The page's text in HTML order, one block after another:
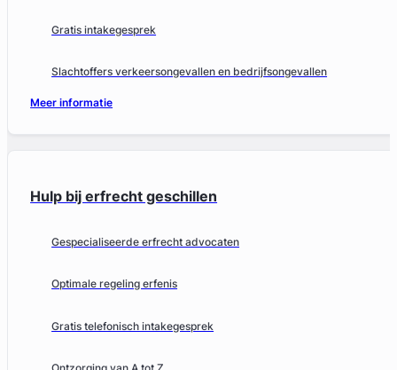
Gratis intakegesprek
Slachtoffers verkeersongevallen en bedrijfsongevallen
Meer informatie
Hulp bij erfrecht geschillen
Gespecialiseerde erfrecht advocaten
Optimale regeling erfenis
Gratis telefonisch intakegesprek